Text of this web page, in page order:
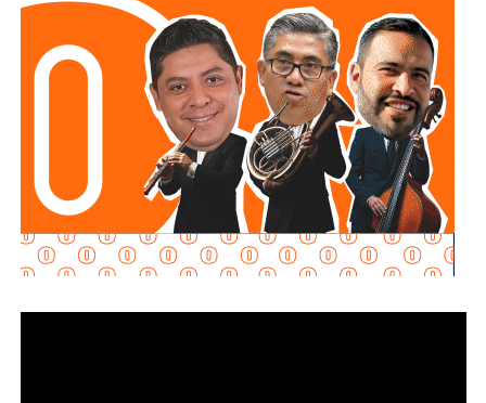
regulación que contribuyera a fortalecer el ejercicio
periodístico.
Su respuesta fue breve y se centró en la responsabilidad
individual de quienes ejercen la profesión.
“Yo creo que el periodismo siempre se tiene que
firmar. Al periodismo siempre se le tiene que poner
nombre y apellido”, respondió.
La senadora añadió que está a favor de la libertad de